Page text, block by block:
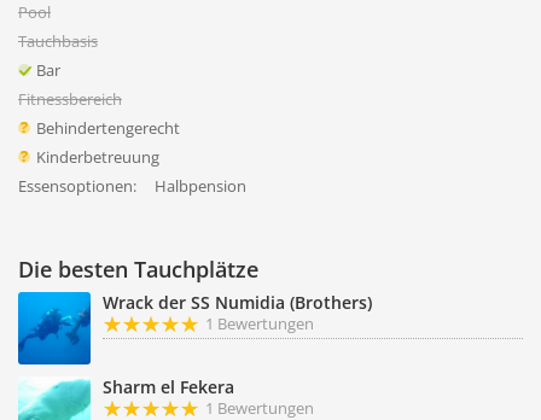
Pool
Tauchbasis
Bar
Fitnessbereich
Behindertengerecht
Kinderbetreuung
Essensoptionen:
Halbpension
Die besten Tauchplätze
Wrack der SS Numidia (Brothers)
1 Bewertungen
Sharm el Fekera
1 Bewertungen